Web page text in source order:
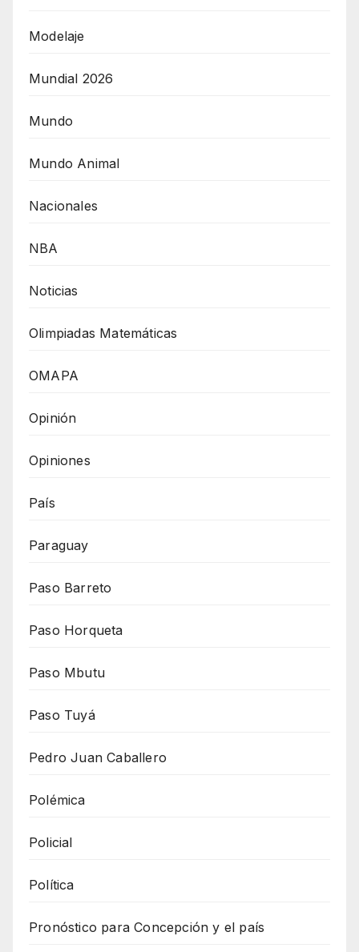
Modelaje
Mundial 2026
Mundo
Mundo Animal
Nacionales
NBA
Noticias
Olimpiadas Matemáticas
OMAPA
Opinión
Opiniones
País
Paraguay
Paso Barreto
Paso Horqueta
Paso Mbutu
Paso Tuyá
Pedro Juan Caballero
Polémica
Policial
Política
Pronóstico para Concepción y el país